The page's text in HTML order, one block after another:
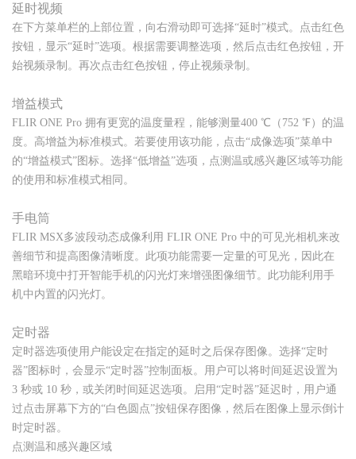
延时视频
在下方菜单栏的上部位置，向右滑动即可选择“延时”模式。点击红色
按钮，显示“延时”选项。根据需要调整选项，然后点击红色按钮，开
始视频录制。再次点击红色按钮，停止视频录制。
增益模式
FLIR ONE Pro 拥有更宽的温度量程，能够测量400 ℃（752 ℉）的温
度。高增益为标准模式。若要使用该功能，点击“成像选项”菜单中
的“增益模式”图标。选择“低增益”选项，点测温或感兴趣区域等功能
的使用和标准模式相同。
手电筒
FLIR MSX多波段动态成像利用 FLIR ONE Pro 中的可见光相机来改
善细节和提高图像清晰度。此项功能需要一定量的可见光，因此在
黑暗环境中打开智能手机的闪光灯来增强图像细节。此功能利用手
机中内置的闪光灯。
定时器
定时器选项使用户能设定在指定的延时之后保存图像。选择“定时
器”图标时，会显示“定时器”控制面板。用户可以将时间延迟设置为
3 秒或 10 秒，或关闭时间延迟选项。启用“定时器”延迟时，用户通
过点击屏幕下方的“白色圆点”按钮保存图像，然后在图像上显示倒计
时定时器。
点测温和感兴趣区域